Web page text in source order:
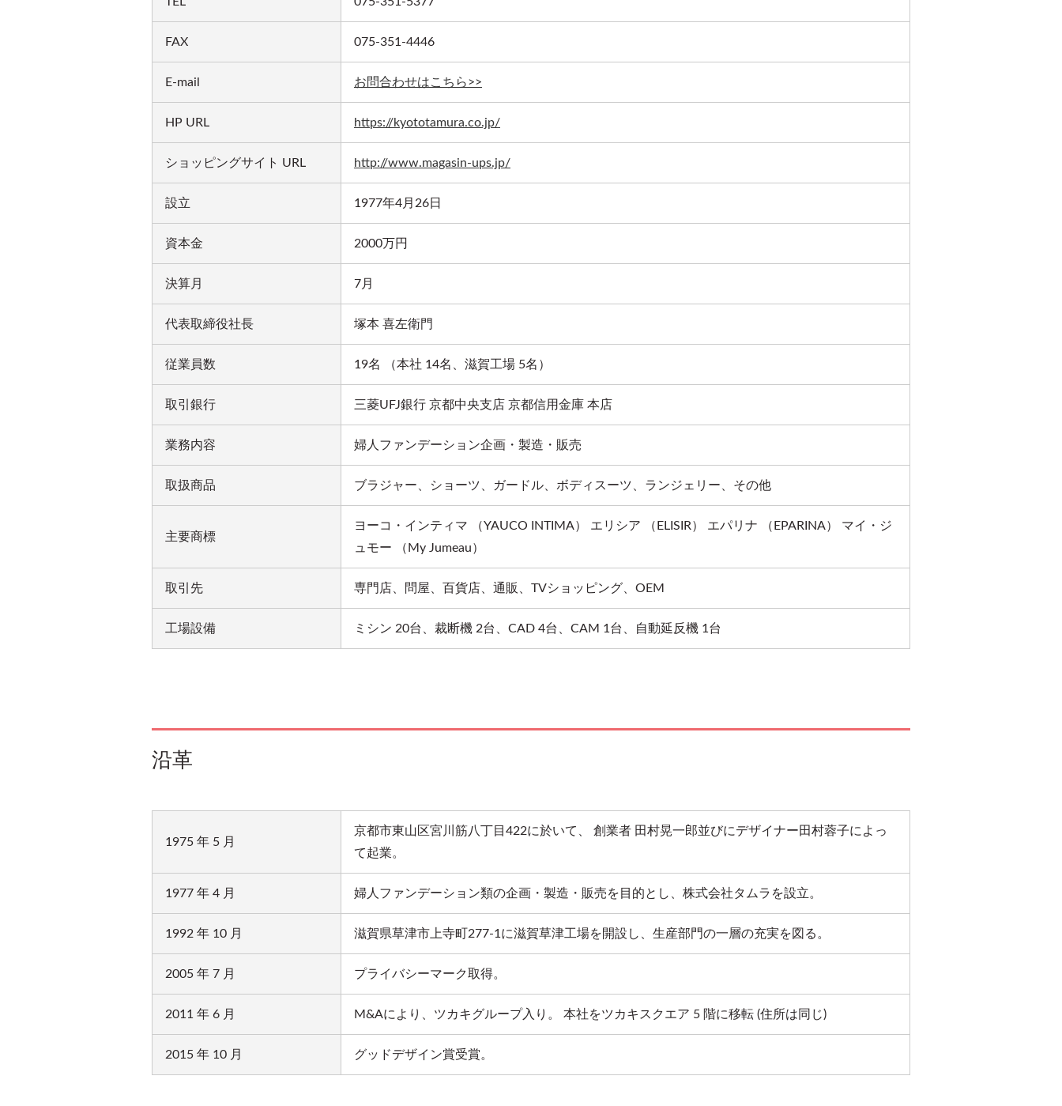
FAX 075-351-4446
E-mail お問合わせはこちら>>
HP URL https://kyototamura.co.jp/
ショッピングサイト URL http://www.magasin-ups.jp/
設立 1977年4月26日
資本金 2000万円
決算月 7月
代表取締役社長 塚本 喜左衛門
従業員数 19名 （本社 14名、滋賀工場 5名）
取引銀行 三菱UFJ銀行 京都中央支店 京都信用金庫 本店
業務内容 婦人ファンデーション企画・製造・販売
取扱商品 ブラジャー、ショーツ、ガードル、ボディスーツ、ランジェリー、その他
主要商標
ヨーコ・インティマ （YAUCO INTIMA） エリシア （ELISIR） エパリナ （EPARINA） マイ・ジ
ュモー （My Jumeau）
取引先 専門店、問屋、百貨店、通販、TVショッピング、OEM
工場設備 ミシン 20台、裁断機 2台、CAD 4台、CAM 1台、自動延反機 1台
沿革
1975 年 5 月
京都市東山区宮川筋八丁目422に於いて、 創業者 田村晃一郎並びにデザイナー田村蓉子によっ
て起業。
1977 年 4 月 婦人ファンデーション類の企画・製造・販売を目的とし、株式会社タムラを設立。
1992 年 10 月 滋賀県草津市上寺町277-1に滋賀草津工場を開設し、生産部門の一層の充実を図る。
2005 年 7 月 プライバシーマーク取得。
2011 年 6 月 M&Aにより、ツカキグループ入り。 本社をツカキスクエア 5 階に移転 (住所は同じ)
2015 年 10 月 グッドデザイン賞受賞。